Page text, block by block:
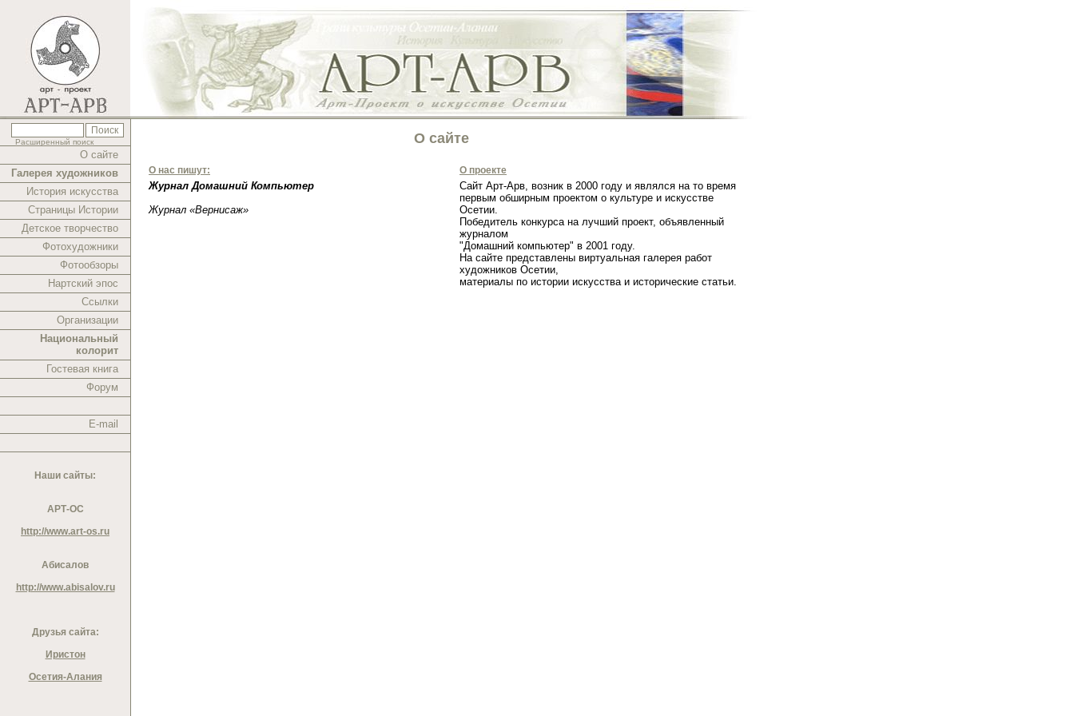
Расширенный поиск
О сайте
Галерея художников
История искусства
Страницы Истории
Детское творчество
Фотохудожники
Фотообзоры
Нартский эпос
Ссылки
Организации
Национальный
колорит
Гостевая книга
Форум
E-mail
Наши сайты:
АРТ-ОС
http://www.art-os.ru
Абисалов
http://www.abisalov.ru
Друзья сайта:
Иристон
Осетия-Алания
О сайте
О нас пишут:
Журнал Домашний Компьютер
Журнал «Вернисаж»
О проекте
Сайт Арт-Арв, возник в 2000 году и являлся на то время
первым обширным проектом о культуре и искусстве
Осетии.
Победитель конкурса на лучший проект, объявленный
журналом
"Домашний компьютер" в 2001 году.
На сайте представлены виртуальная галерея работ
художников Осетии,
материалы по истории искусства и исторические статьи.